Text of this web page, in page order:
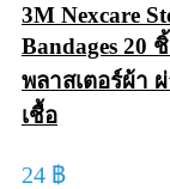
3M Nexcare
Bandages 20
พลาสเตอร์ผ้า
เชื้อ
24 ฿